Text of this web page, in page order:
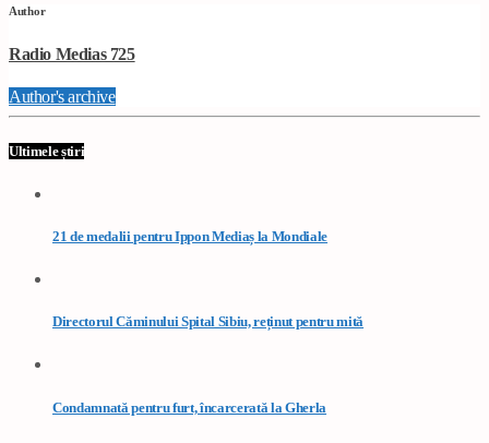
Author
Radio Medias 725
Author's archive
Ultimele știri
21 de medalii pentru Ippon Mediaș la Mondiale
Directorul Căminului Spital Sibiu, reținut pentru mită
Condamnată pentru furt, încarcerată la Gherla